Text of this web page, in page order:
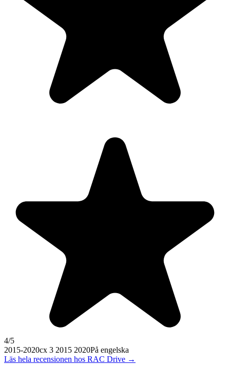
4/5
2015-2020cx 3 2015 2020På engelska
Läs hela recensionen hos RAC Drive →